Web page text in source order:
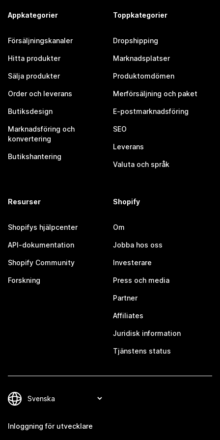
Appkategorier
Försäljningskanaler
Hitta produkter
Sälja produkter
Order och leverans
Butiksdesign
Marknadsföring och
konvertering
Butikshantering
Toppkategorier
Dropshipping
Marknadsplatser
Produktomdömen
Merförsäljning och paket
E-postmarknadsföring
SEO
Leverans
Valuta och språk
Resurser
Shopifys hjälpcenter
API-dokumentation
Shopify Community
Forskning
Shopify
Om
Jobba hos oss
Investerare
Press och media
Partner
Affiliates
Juridisk information
Tjänstens status
Inloggning för utvecklare